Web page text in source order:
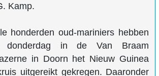
Kamp.
honderden oud-mariniers hebben
donderdag in de Van Braam
in Doorn het Nieuw Guinea
uitgereikt gekregen. Daaronder